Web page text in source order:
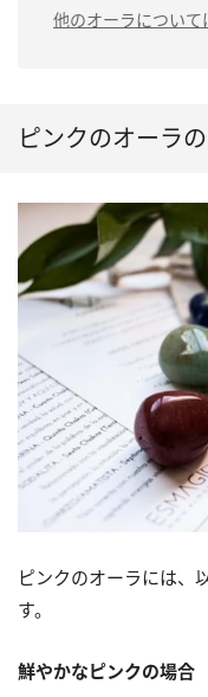
他のオーラについて
ピンクのオーラ
ピンクのオーラには、
す。
鮮やかなピンクの場合